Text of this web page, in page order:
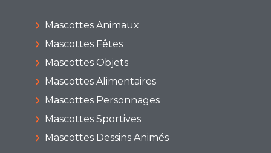
Mascottes Animaux
Mascottes Fêtes
Mascottes Objets
Mascottes Alimentaires
Mascottes Personnages
Mascottes Sportives
Mascottes Dessins Animés